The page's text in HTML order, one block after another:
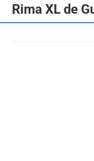
Rima XL de